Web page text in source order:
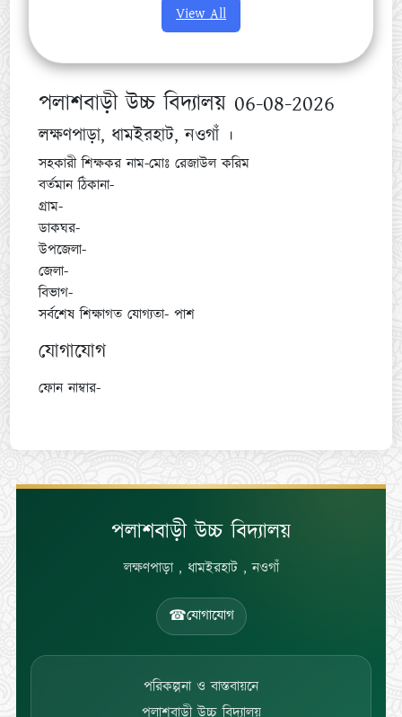
View All
পলাশবাড়ী উচ্চ বিদ্যালয় 06-08-2026
লক্ষণপাড়া, ধামইরহাট, নওগাঁ ।
সহকারী শিক্ষকর নাম-মোঃ রেজাউল করিম
বর্তমান ঠিকানা-
গ্রাম-
ডাকঘর-
উপজেলা-
জেলা-
বিভাগ-
সর্বশেষ শিক্ষাগত যোগ্যতা- পাশ
যোগাযোগ
ফোন নাম্বার-
পলাশবাড়ী উচ্চ বিদ্যালয়
লক্ষণপাড়া , ধামইরহাট , নওগাঁ
☎যোগাযোগ
পরিকল্পনা ও বাস্তবায়নে